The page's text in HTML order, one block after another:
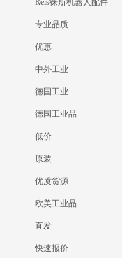
Reis徕斯机器人配件
专业品质
优惠
中外工业
德国工业
德国工业品
低价
原装
优质货源
欧美工业品
直发
快速报价